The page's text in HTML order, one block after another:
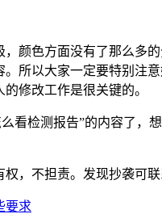
，颜色方面没有了那么多
所以大家一定要特别注
修改工作是很关键的。
看检测报告”的内容了，
，不担责。发现抄袭可
要求